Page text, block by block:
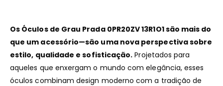
Os Óculos de Grau Prada 0PR20ZV 13R1O1 são mais do
que um acessório—são uma nova perspectiva sobre
estilo, qualidade e sofisticação. Projetados para
aqueles que enxergam o mundo com elegância, esses
óculos combinam design moderno com a tradição de